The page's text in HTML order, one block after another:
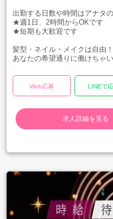
出勤する日数や時間はアナタ
★週1日、2時間からOKです
★短期も大歓迎です
髪型・ネイル・メイクは自由！
あなたの希望通りに働けちゃ
Web応募 LINEで
求人詳細を見る